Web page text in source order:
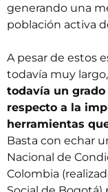
generando una
población activa
A pesar de estos
todavía muy
todavía un
respecto a la
herramientas
Basta con echar
Nacional de
Colombia